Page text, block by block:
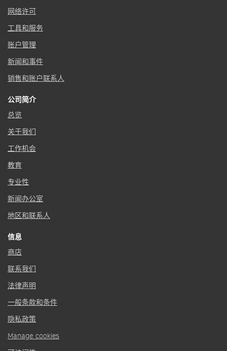
网络许可
工具和服务
账户管理
新闻和事件
销售和账户联系人
公司简介
总览
关于我们
工作机会
教育
专业性
新闻办公室
地区和联系人
信息
商店
联系我们
法律声明
一般条款和条件
隐私政策
Manage cookies